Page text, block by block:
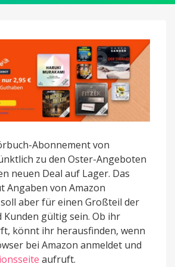
2,95
15
Euro
Guthaben
Abonnement von
zu den Oster-Angeboten
neuen Deal auf Lager. Das
Angaben von Amazon
aber für einen Großteil der
Kunden gültig sein. Ob ihr
könnt ihr herausfinden, wenn
bei Amazon anmeldet und
aufruft.